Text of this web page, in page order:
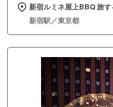
新宿ルミネ屋上BBQ 旅
新宿駅／東京都